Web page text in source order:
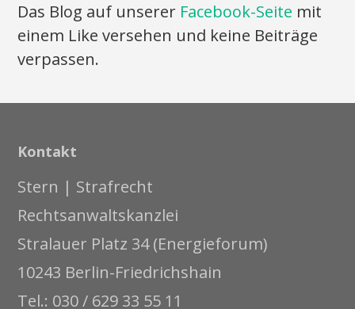
Das Blog auf unserer Facebook-Seite mit
einem Like versehen und keine Beiträge
verpassen.
Kontakt
Stern | Strafrecht
Rechtsanwaltskanzlei
Stralauer Platz 34 (Energieforum)
10243 Berlin-Friedrichshain
Tel.: 030 / 629 33 55 11